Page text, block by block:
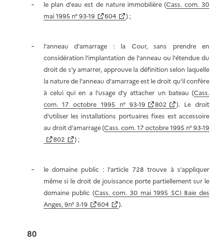
le plan d'eau est de nature immobilière (Cass. com. 30
mai 1995 n° 93-19
604 ) ;
l'anneau d'amarrage : la Cour, sans prendre en
considération l'implantation de l'anneau ou l'étendue du
droit de s'y amarrer, approuve la définition selon laquelle
la nature de l'anneau d'amarrage est le droit qu'il confère
à celui qui en a l'usage d'y attacher un bateau (Cass.
com. 17 octobre 1995 n° 93-19
802
). Le droit
d'utiliser les installations portuaires fixes est accessoire
au droit d'amarrage (Cass. com. 17 octobre 1995 n° 93-19
802
) ;
le domaine public : l'article 728 trouve à s'appliquer
même si le droit de jouissance porte partiellement sur le
domaine public (Cass. com. 30 mai 1995 SCI Baie des
Anges, 9n° 3-19
604 ).
80